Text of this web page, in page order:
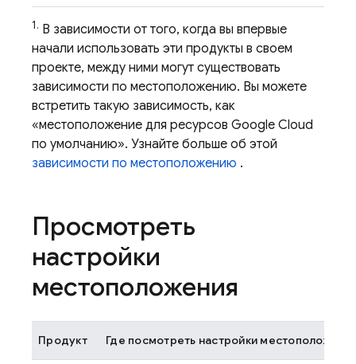
1. В зависимости от того, когда вы впервые
начали использовать эти продукты в своем
проекте, между ними могут существовать
зависимости по местоположению. Вы можете
встретить такую ​​зависимость, как
«местоположение для ресурсов Google Cloud
по умолчанию». Узнайте больше об этой
зависимости по местоположению .
Просмотреть
настройки
местоположения
Продукт Где посмотреть настройки